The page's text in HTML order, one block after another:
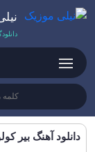
دانلود آهنگ بیر